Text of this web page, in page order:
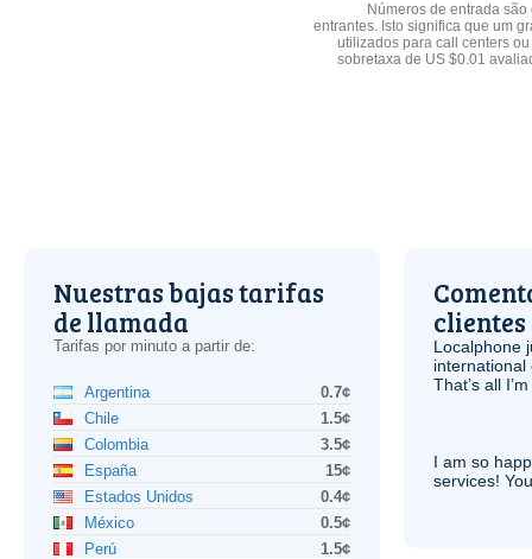
Números de entrada
entrantes. Isto significa que um
utilizados para call centers
sobretaxa de US $0.01
Nuestras bajas tarifas
de llamada
Tarifas por minuto a partir de:
Argentina
0.7¢
Chile
1.5¢
Colombia
3.5¢
España
15¢
Estados Unidos
0.4¢
México
0.5¢
Perú
1.5¢
clientes
Localphone
international
That’s all
I am so
services!